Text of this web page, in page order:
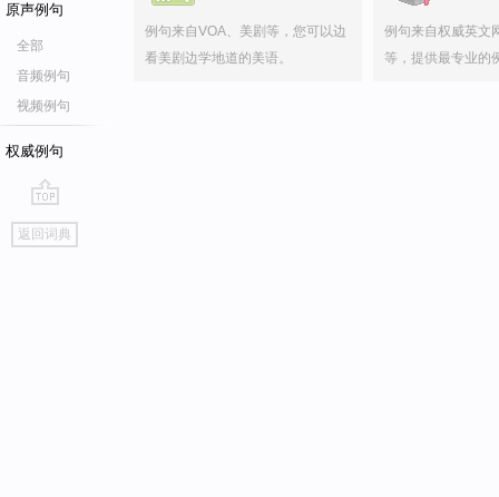
原声例句
全部
音频例句
视频例句
权威例句
go
top
返回词典
例句来自VOA、美剧等，您可以边
看美剧边学地道的美语。
例句来自权威英文
等，提供最专业的